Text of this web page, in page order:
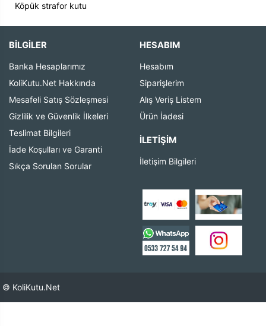
Köpük strafor kutu
BİLGİLER
Banka Hesaplarımız
KoliKutu.Net Hakkında
Mesafeli Satış Sözleşmesi
Gizlilik ve Güvenlik İlkeleri
Teslimat Bilgileri
İade Koşulları ve Garanti
Sıkça Sorulan Sorular
HESABIM
Hesabım
Siparişlerim
Alış Veriş Listem
Ürün İadesi
İLETIŞIM
İletişim Bilgileri
© KoliKutu.Net